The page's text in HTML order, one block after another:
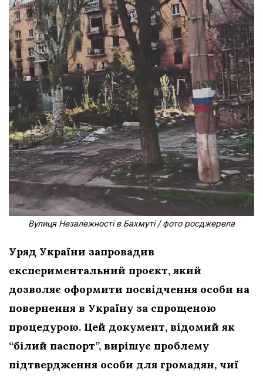
Вулиця Незалежності в Бахмуті / фото росджерела
Уряд України запровадив
експериментальний проєкт, який
дозволяє оформити посвідчення особи на
повернення в Україну за спрощеною
процедурою. Цей документ, відомий як
“білий паспорт”, вирішує проблему
підтвердження особи для громадян, чиї